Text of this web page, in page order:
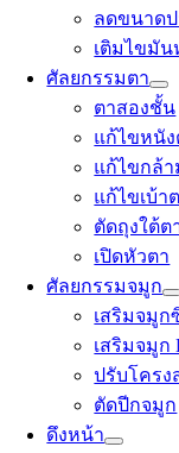
ลดขนาด
เติมไขมั
ศัลยกรรมตา
ตาสองชั้น
แก้ไขหนัง
แก้ไขกล้า
แก้ไขเบ้า
ตัดถุงใต้ต
เปิดหัวตา
ศัลยกรรมจมูก
เสริมจมู
เสริมจมูก
ปรับโครง
ตัดปีกจมูก
ดึงหน้า